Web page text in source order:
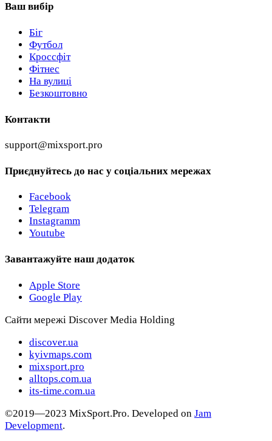
Ваш вибір
Біг
Футбол
Кроссфіт
Фітнес
На вулиці
Безкоштовно
Контакти
support@mixsport.pro
Приєднуйтесь до нас у соціальних мережах
Facebook
Telegram
Instagramm
Youtube
Завантажуйте наш додаток
Apple Store
Google Play
Сайти мережі Discover Media Holding
discover.ua
kyivmaps.com
mixsport.pro
alltops.com.ua
its-time.com.ua
©2019—2023 MixSport.Pro. Developed on Jam
Development.